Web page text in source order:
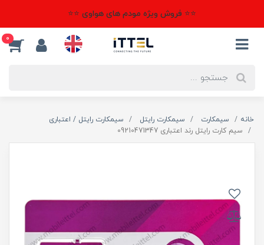
⭐⭐ فروش ویژه مودم های هواوی ⭐⭐
0
خانه سیمکارت سیمکارت رایتل
سیمکارت رایتل / اعتباری
سیم کارت رایتل رند اعتباری 09210471347